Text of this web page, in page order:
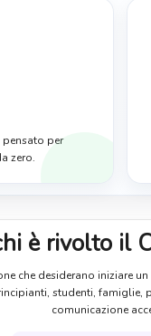
per
zero.
è rivolto il
che desiderano iniziare
studenti, famiglie,
comunicazione